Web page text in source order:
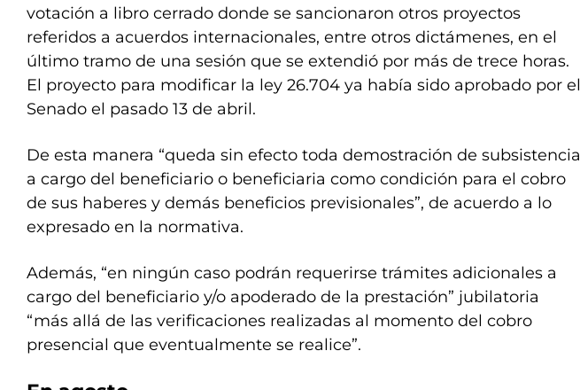
votación a libro cerrado donde se sancionaron otros proyectos
referidos a acuerdos internacionales, entre otros dictámenes, en el
último tramo de una sesión que se extendió por más de trece horas.
El proyecto para modificar la ley 26.704 ya había sido aprobado por el
Senado el pasado 13 de abril.
De esta manera “queda sin efecto toda demostración de subsistencia
a cargo del beneficiario o beneficiaria como condición para el cobro
de sus haberes y demás beneficios previsionales”, de acuerdo a lo
expresado en la normativa.
Además, “en ningún caso podrán requerirse trámites adicionales a
cargo del beneficiario y/o apoderado de la prestación” jubilatoria
“más allá de las verificaciones realizadas al momento del cobro
presencial que eventualmente se realice”.